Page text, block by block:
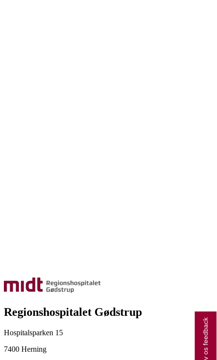
Regionshospitalet Gødstrup
Hospitalsparken 15
7400 Herning
Giv os feedback